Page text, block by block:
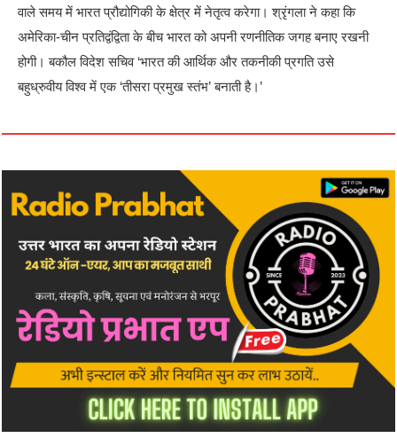
वाले समय में भारत प्रौद्योगिकी के क्षेत्र में नेतृत्व करेगा। श्रृंगला ने कहा कि
अमेरिका-चीन प्रतिद्वंद्विता के बीच भारत को अपनी रणनीतिक जगह बनाए रखनी
होगी। बकौल विदेश सचिव ‘भारत की आर्थिक और तकनीकी प्रगति उसे
बहुध्रुवीय विश्व में एक ‘तीसरा प्रमुख स्तंभ’ बनाती है।’